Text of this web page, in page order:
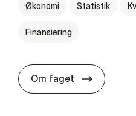
Økonomi Statistik
Finansiering
Om faget about